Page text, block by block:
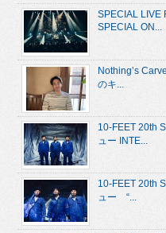
SPECIAL LIVE
SPECIAL ON...
Nothing’s
のキ...
10-FEET 20th
ュー INTE...
10-FEET 20th
ュー “...